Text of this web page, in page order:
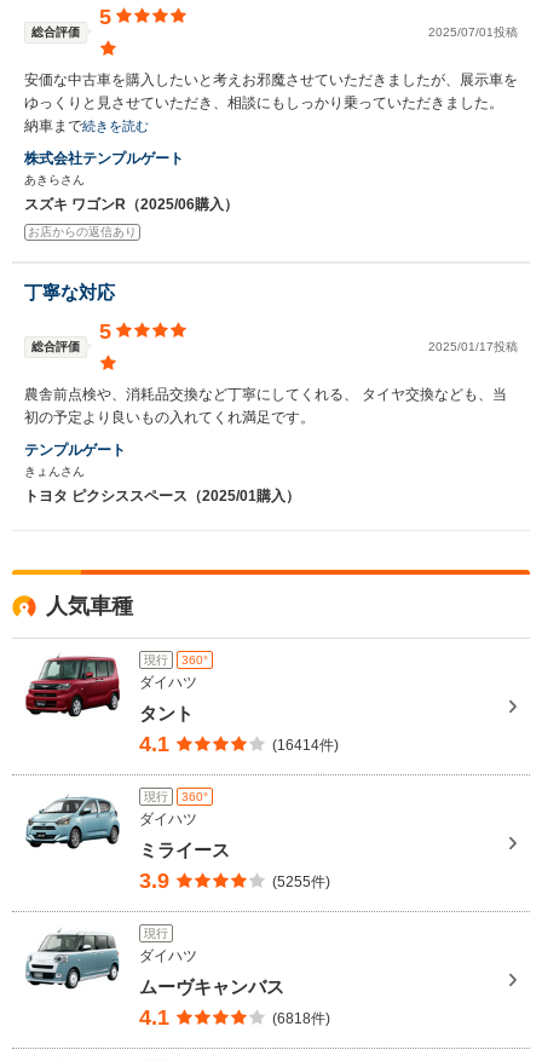
総合評価
5
2025/07/01投稿
安価な中古車を購入したいと考えお邪魔させていただきましたが、展示車を
ゆっくりと見させていただき、相談にもしっかり乗っていただきました。
納車まで続きを読む
株式会社テンプルゲート
あきらさん
スズキ ワゴンR（2025/06購入）
お店からの返信あり
丁寧な対応
総合評価
5
2025/01/17投稿
農舎前点検や、消耗品交換など丁寧にしてくれる、 タイヤ交換なども、当
初の予定より良いもの入れてくれ満足です。
テンプルゲート
きょんさん
トヨタ ピクシススペース（2025/01購入）
人気車種
現行 360°
ダイハツ
タント
4.1 (16414件)
現行 360°
ダイハツ
ミライース
3.9 (5255件)
現行
ダイハツ
ムーヴキャンバス
4.1 (6818件)